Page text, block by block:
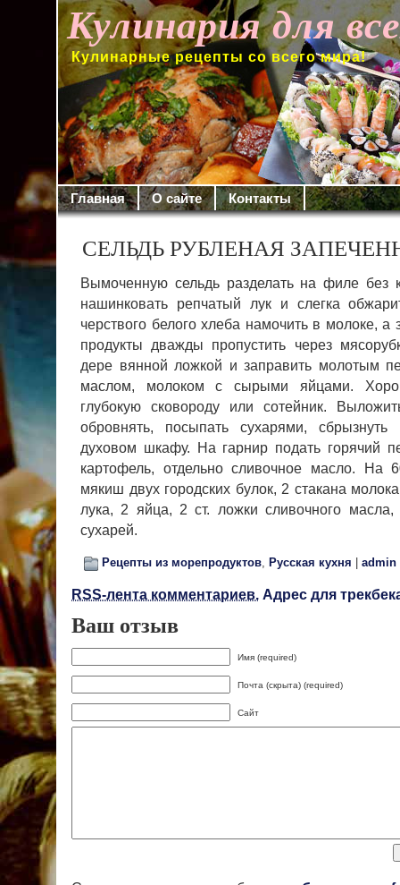
Кулинария для
Кулинарные рецепты со всего мира!
Главная О сайте Контакты
СЕЛЬДЬ РУБЛЕНАЯ
Вымоченную сельдь разделать на филе без
нашинковать репчатый лук и слегка
черствого белого хлеба намо­чить в молоке, а
продукты дваж­ды пропустить через
дере вянной ложкой и заправить молотым
маслом, молоком с сырыми яйцами.
глубокую сковороду или сотейник.
обровнять, посыпать сухарями,
духовом шкафу. На гарнир подать горячий
картофель, отдельно сливочное масло.
мякиш двух городских булок, 2 стакана
лука, 2 яйца, 2 ст. ложки сливочного
сухарей.
Рецепты из морепродуктов, Русская кухня admin
RSS-лента комментариев. Адрес для
Ваш отзыв
Имя (required)
Почта (скрыта) (required)
Сайт